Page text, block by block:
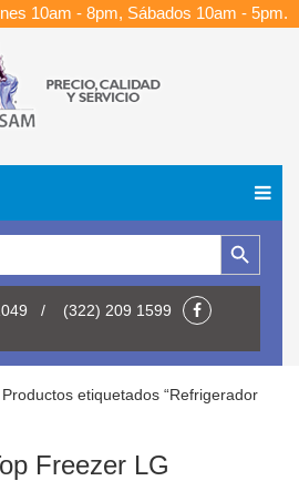
10am - 8pm, Sábados 10am - 5pm.
Botón de búsqueda
/ (322) 209 1599
Productos etiquetados “Refrigerador
Freezer LG